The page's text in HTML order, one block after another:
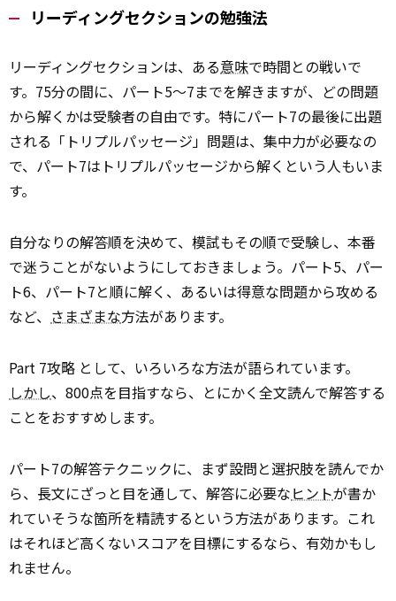
リーディングセクションの勉強法
リーディングセクションは、ある意味で時間との戦いで
す。75分の間に、パート5～7までを解きますが、どの問題
から解くかは受験者の自由です。特にパート7の最後に出題
される「トリプルパッセージ」問題は、集中力が必要なの
で、パート7はトリプルパッセージから解くという人もいま
す。
自分なりの解答順を決めて、模試もその順で受験し、本番
で迷うことがないようにしておきましょう。パート5、パー
ト6、パート7と順に解く、あるいは得意な問題から攻める
など、 さまざまな方法があります。
Part 7攻略 として、いろいろな方法が語られています。
しかし、800点を目指すなら、とにかく全文読んで解答する
ことをおすすめします。
パート7の解答テクニックに、まず設問と選択肢を読んでか
ら、長文にざっと目を通して、解答に必要なヒントが書か
れていそうな箇所を精読するという方法があります。これ
はそれほど高くないスコアを目標にするなら、有効かもし
れません。